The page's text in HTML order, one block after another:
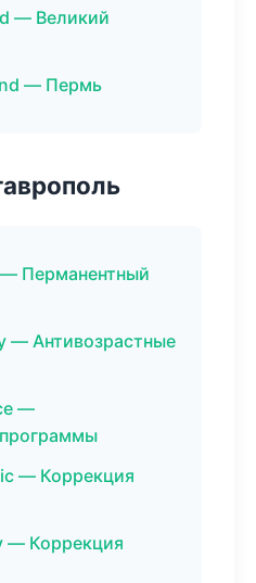
— Великий
— Пермь
Перманентный
— Антивозрастные
—
— Коррекция
— Коррекция